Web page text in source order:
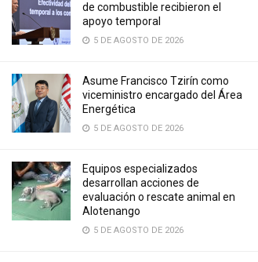
de combustible recibieron el
apoyo temporal
5 DE AGOSTO DE 2026
Asume Francisco Tzirín como
viceministro encargado del Área
Energética
5 DE AGOSTO DE 2026
Equipos especializados
desarrollan acciones de
evaluación o rescate animal en
Alotenango
5 DE AGOSTO DE 2026